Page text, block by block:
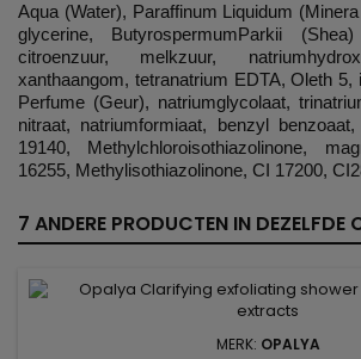
Aqua (Water), Paraffinum Liquidum
glycerine, ButyrospermumParkii
citroenzuur, melkzuur,
xanthaangom, tetranatrium EDTA, Oleth 5,
Perfume (Geur), natriumglycolaat,
nitraat, natriumformiaat, benzyl
19140, Methylchloroisothiazolinone,
16255, Methylisothiazolinone, CI 17200,
7 ANDERE PRODUCTEN IN DEZELFDE
MERK: OPALYA